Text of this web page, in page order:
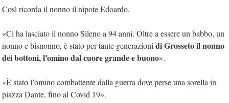
Così ricorda il nonno il nipote Edoardo.
«Ci ha lasciato il nonno Sileno a 94 anni. Oltre a essere un babbo, un
nonno e bisnonno, è stato per tante generazioni di Grosseto il nonno
dei bottoni, l’omino dal cuore grande e buono».
«È stato l’omino combattente dalla guerra dove perse una sorella in
piazza Dante, fino al Covid 19».